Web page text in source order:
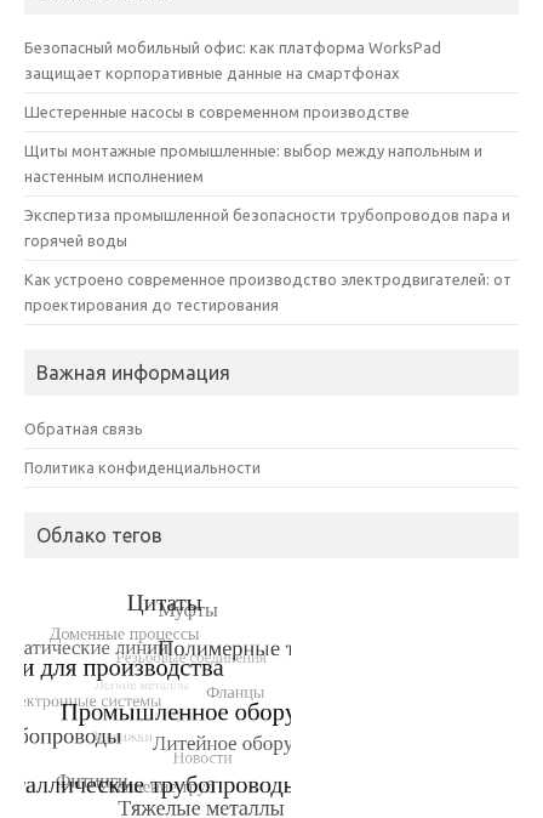
Безопасный мобильный офис: как платформа WorksPad
защищает корпоративные данные на смартфонах
Шестеренные насосы в современном производстве
Щиты монтажные промышленные: выбор между напольным и
настенным исполнением
Экспертиза промышленной безопасности трубопроводов пара и
горячей воды
Как устроено современное производство электродвигателей: от
проектирования до тестирования
Важная информация
Обратная связь
Политика конфиденциальности
Облако тегов